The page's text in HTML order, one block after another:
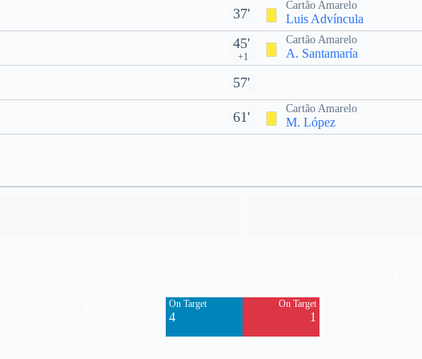
37'
Cartão Amarelo
Luis Advíncula
45'
+1
Cartão Amarelo
A. Santamaría
57'
61'
Cartão Amarelo
M. López
On Target
4
On Target
1